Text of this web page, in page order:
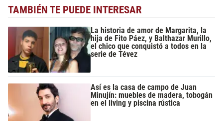
TAMBIÉN TE PUEDE INTERESAR
La historia de amor de Margarita, la
hija de Fito Páez, y Balthazar Murillo,
el chico que conquistó a todos en la
serie de Tévez
Así es la casa de campo de Juan
Minujín: muebles de madera, tobogán
en el living y piscina rústica